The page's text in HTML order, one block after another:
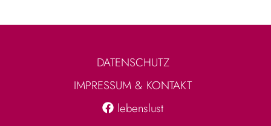
DATENSCHUTZ
IMPRESSUM & KONTAKT
lebenslust